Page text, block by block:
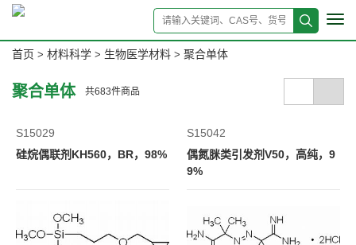
首页 > 材料科学 > 生物医学材料 > 聚合单体
聚合单体 共683件商品
S15029
硅烷偶联剂KH560，BR，98%
S15042
偶氮脒类引发剂V50，高纯，9
9%